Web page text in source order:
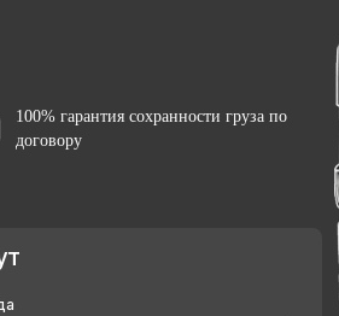
100% гарантия сохранности груза по
договору